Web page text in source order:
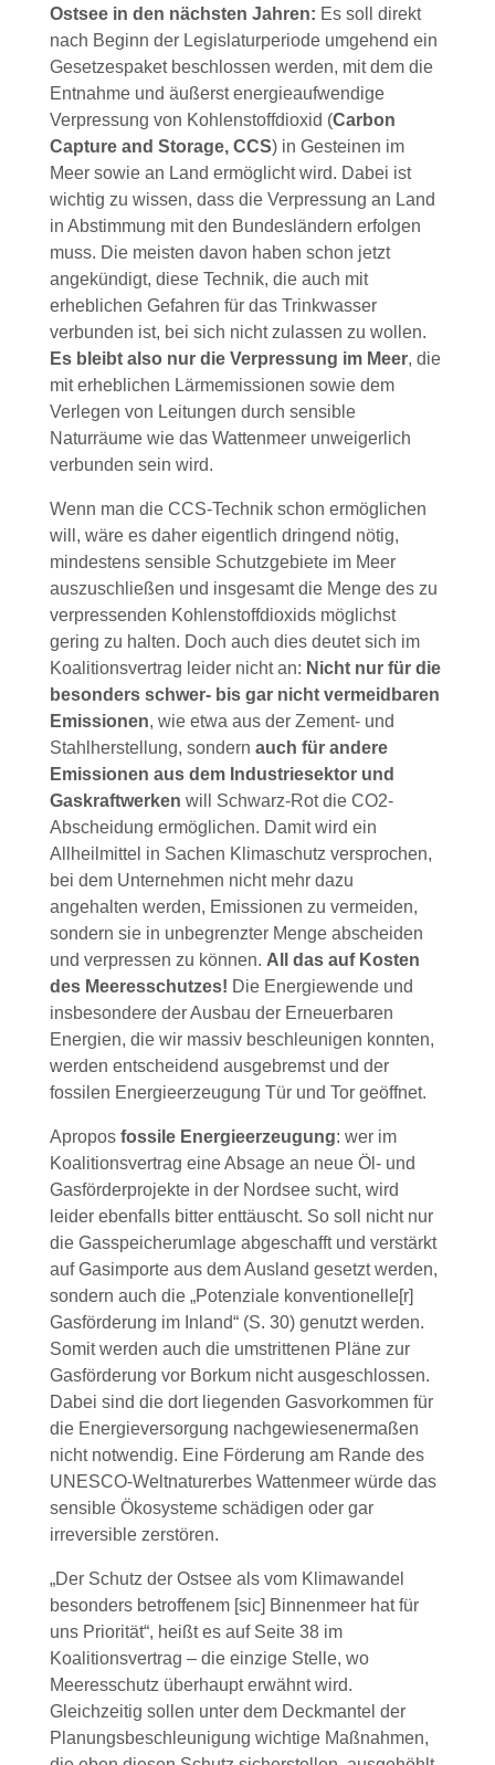
Ostsee in den nächsten Jahren: Es soll direkt
nach Beginn der Legislaturperiode umgehend ein
Gesetzespaket beschlossen werden, mit dem die
Entnahme und äußerst energieaufwendige
Verpressung von Kohlenstoffdioxid (Carbon
Capture and Storage, CCS) in Gesteinen im
Meer sowie an Land ermöglicht wird. Dabei ist
wichtig zu wissen, dass die Verpressung an Land
in Abstimmung mit den Bundesländern erfolgen
muss. Die meisten davon haben schon jetzt
angekündigt, diese Technik, die auch mit
erheblichen Gefahren für das Trinkwasser
verbunden ist, bei sich nicht zulassen zu wollen.
Es bleibt also nur die Verpressung im Meer, die
mit erheblichen Lärmemissionen sowie dem
Verlegen von Leitungen durch sensible
Naturräume wie das Wattenmeer unweigerlich
verbunden sein wird.
Wenn man die CCS-Technik schon ermöglichen
will, wäre es daher eigentlich dringend nötig,
mindestens sensible Schutzgebiete im Meer
auszuschließen und insgesamt die Menge des zu
verpressenden Kohlenstoffdioxids möglichst
gering zu halten. Doch auch dies deutet sich im
Koalitionsvertrag leider nicht an: Nicht nur für die
besonders schwer- bis gar nicht vermeidbaren
Emissionen, wie etwa aus der Zement- und
Stahlherstellung, sondern auch für andere
Emissionen aus dem Industriesektor und
Gaskraftwerken will Schwarz-Rot die CO2-
Abscheidung ermöglichen. Damit wird ein
Allheilmittel in Sachen Klimaschutz versprochen,
bei dem Unternehmen nicht mehr dazu
angehalten werden, Emissionen zu vermeiden,
sondern sie in unbegrenzter Menge abscheiden
und verpressen zu können. All das auf Kosten
des Meeresschutzes! Die Energiewende und
insbesondere der Ausbau der Erneuerbaren
Energien, die wir massiv beschleunigen konnten,
werden entscheidend ausgebremst und der
fossilen Energieerzeugung Tür und Tor geöffnet.
Apropos fossile Energieerzeugung: wer im
Koalitionsvertrag eine Absage an neue Öl- und
Gasförderprojekte in der Nordsee sucht, wird
leider ebenfalls bitter enttäuscht. So soll nicht nur
die Gasspeicherumlage abgeschafft und verstärkt
auf Gasimporte aus dem Ausland gesetzt werden,
sondern auch die „Potenziale konventionelle[r]
Gasförderung im Inland“ (S. 30) genutzt werden.
Somit werden auch die umstrittenen Pläne zur
Gasförderung vor Borkum nicht ausgeschlossen.
Dabei sind die dort liegenden Gasvorkommen für
die Energieversorgung nachgewiesenermaßen
nicht notwendig. Eine Förderung am Rande des
UNESCO-Weltnaturerbes Wattenmeer würde das
sensible Ökosysteme schädigen oder gar
irreversible zerstören.
„Der Schutz der Ostsee als vom Klimawandel
besonders betroffenem [sic] Binnenmeer hat für
uns Priorität“, heißt es auf Seite 38 im
Koalitionsvertrag – die einzige Stelle, wo
Meeresschutz überhaupt erwähnt wird.
Gleichzeitig sollen unter dem Deckmantel der
Planungsbeschleunigung wichtige Maßnahmen,